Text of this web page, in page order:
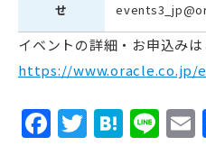
せ
イベントの詳細・お申込み
https://www.oracle.co.jp/
Facebook
Twitter